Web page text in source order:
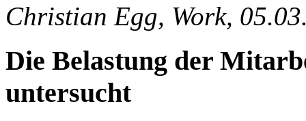
Christian Egg, Work,
Die Belastung der
untersucht